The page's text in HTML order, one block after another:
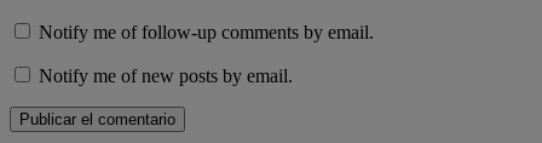
Notify me of follow-up comments by email.
Notify me of new posts by email.